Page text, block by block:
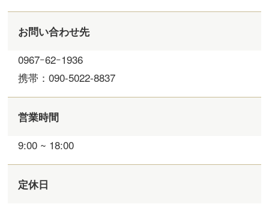
お問い合わせ先
0967ｰ62ｰ1936
携帯：090-5022-8837
営業時間
9:00 ~ 18:00
定休日